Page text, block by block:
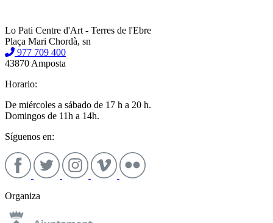
Lo Pati Centre d'Art - Terres de l'Ebre
Plaça Mari Chordà, sn
977 709 400
43870 Amposta
Horario:
De miércoles a sábado de 17 h a 20 h.
Domingos de 11h a 14h.
Síguenos en:
Organiza